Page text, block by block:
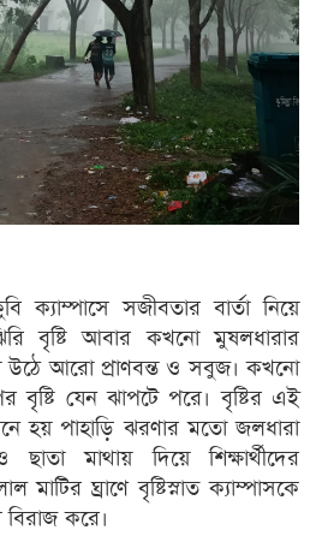
ক্যাম্পাসে সজীবতার বার্তা নিয়ে
বৃষ্টি আবার কখনো মুষলধারার
উঠে আরো প্রাণবন্ত ও সবুজ। কখনো
বৃষ্টি যেন ঝাপটে পরে। বৃষ্টির এই
হয় পাহাড়ি ঝরণার মতো জলধারা
ছাতা মাথায় দিয়ে শিক্ষার্থীদের
ঘ্রাণে বৃষ্টিস্নাত ক্যাম্পাসকে
করে।